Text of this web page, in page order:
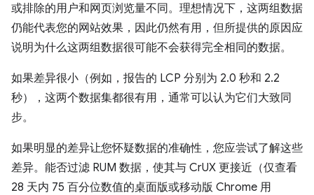
或排除的用户和网页浏览量不同。理想情况下，这两组数据
仍能代表您的网站效果，因此仍然有用，但所提供的原因应
说明为什么这两组数据很可能不会获得完全相同的数据。
如果差异很小（例如，报告的 LCP 分别为 2.0 秒和 2.2
秒），这两个数据集都很有用，通常可以认为它们大致同
步。
如果明显的差异让您怀疑数据的准确性，您应尝试了解这些
差异。能否过滤 RUM 数据，使其与 CrUX 更接近（仅查看
28 天内 75 百分位数值的桌面版或移动版 Chrome 用